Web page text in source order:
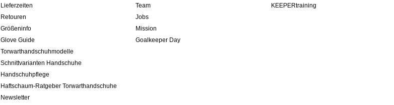
Lieferzeiten
Retouren
Größeninfo
Glove Guide
Torwarthandschuhmodelle
Schnittvarianten Handschuhe
Handschuhpflege
Haftschaum-Ratgeber Torwarthandschuhe
Newsletter
Team
Jobs
Mission
Goalkeeper Day
KEEPERtraining